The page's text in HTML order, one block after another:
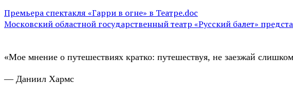
Премьера спектакля «Гарри в огне» в Театре.doc
Московский областной государственный театр «Русский балет»
«Мое мнение о путешествиях кратко: путешествуя, не заезжай
— Даниил Хармс